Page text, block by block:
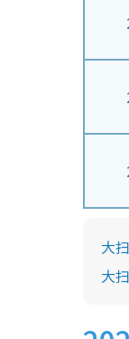
大
大